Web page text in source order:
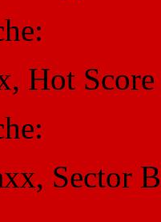
Hot
Sector